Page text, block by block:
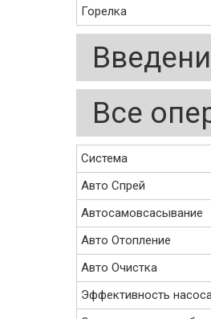
Горелка
Все
Система
Авто Спрей
Автосамовсасывание
Авто Отопление
Авто Очистка
Эффективность